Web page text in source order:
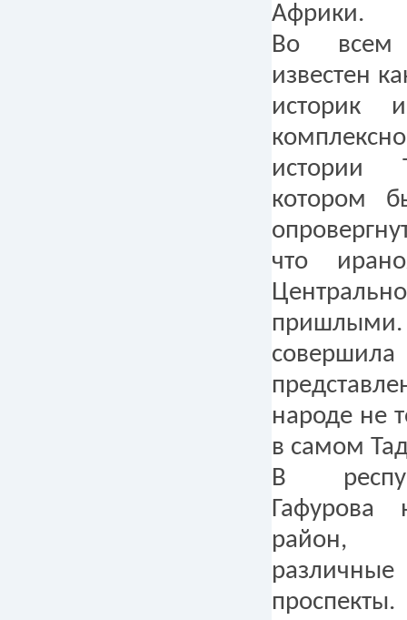
Африки.
Во всем
известен
историк
истории
котором
что
народе не
в самом
В
Гафурова
район,